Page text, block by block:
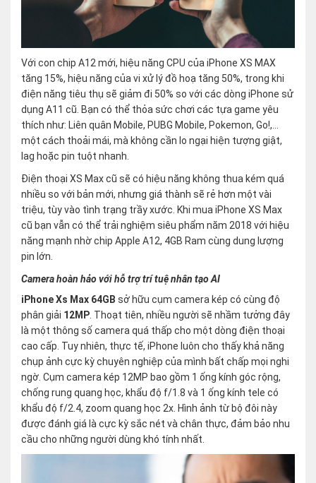
Với con chip A12 mới, hiệu năng CPU của iPhone XS MAX
tăng 15%, hiệu năng của vi xử lý đồ hoạ tăng 50%, trong khi
điện năng tiêu thụ sẽ giảm đi 50% so với các dòng iPhone sử
dụng A11 cũ. Bạn có thể thỏa sức chơi các tựa game yêu
thích như: Liên quân Mobile, PUBG Mobile, Pokemon, Go!,…
một cách thoải mái, mà không cần lo ngại hiện tượng giật,
lag hoặc pin tuột nhanh.
Điện thoại XS Max cũ sẽ có hiệu năng không thua kém quá
nhiều so với bản mới, nhưng giá thành sẽ rẻ hơn một vài
triệu, tùy vào tình trạng trầy xước. Khi mua iPhone XS Max
cũ bạn vẫn có thể trải nghiệm siêu phẩm năm 2018 với hiệu
năng mạnh nhờ chip Apple A12, 4GB Ram cùng dung lượng
pin lớn.
Camera hoàn hảo với hỗ trợ trí tuệ nhân tạo AI
iPhone Xs Max 64GB sở hữu cụm camera kép có cùng độ
phân giải 12MP. Thoạt tiên, nhiều người sẽ nhầm tưởng đây
là một thông số camera quá thấp cho một dòng điện thoại
cao cấp. Tuy nhiên, thực tế, iPhone luôn cho thấy khả năng
chụp ảnh cực kỳ chuyên nghiệp của mình bất chấp mọi nghi
ngờ. Cụm camera kép 12MP bao gồm 1 ống kính góc rộng,
chống rung quang học, khẩu độ f/1.8 và 1 ống kính tele có
khẩu độ f/2.4, zoom quang học 2x. Hình ảnh từ bộ đôi này
được đánh giá là cực kỳ sắc nét và chân thực, đảm bảo nhu
cầu cho những người dùng khó tính nhất.